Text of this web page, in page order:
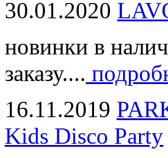
30.01.2020
новинки в
заказу....
16.11.2019
Kids Disco Party